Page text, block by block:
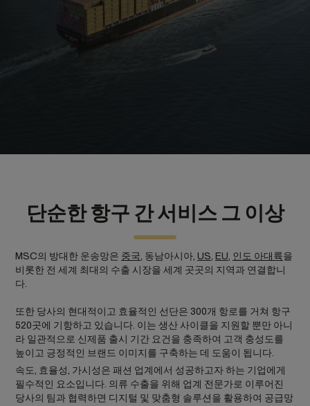
단순한 항구 간 서비스 그 이상
MSC의 방대한 운송망은 중국, 동남아시아, US, EU, 인도 아대륙을
비롯한 전 세계 최대의 수출 시장을 세계 곳곳의 지역과 연결합니
다.
또한 당사의 현대적이고 효율적인 선단은 300개 항로를 거쳐 항구
520곳에 기항하고 있습니다. 이는 생산 사이클을 지원할 뿐만 아니
라 일관적으로 신제품 출시 기간 요건을 충족하여 고객 충성도를
높이고 긍정적인 브랜드 이미지를 구축하는 데 도움이 됩니다.
속도, 효율성, 가시성은 패션 업계에서 성공하고자 하는 기업에게
필수적인 요소입니다. 의류 수출을 위해 업계 전문가로 이루어진
당사의 팀과 협력하면 디지털 및 맞춤형 솔루션을 활용하여 공급망